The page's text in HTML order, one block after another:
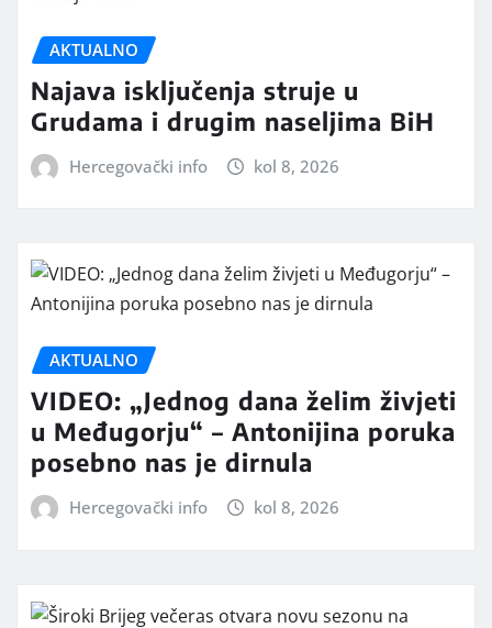
AKTUALNO
Najava isključenja struje u
Grudama i drugim naseljima BiH
Hercegovački info kol 8, 2026
AKTUALNO
VIDEO: „Jednog dana želim živjeti
u Međugorju“ – Antonijina poruka
posebno nas je dirnula
Hercegovački info kol 8, 2026